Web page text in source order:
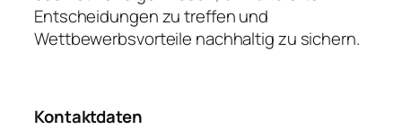
Entscheidungen zu treffen und
Wettbewerbsvorteile nachhaltig zu sichern.
Kontaktdaten